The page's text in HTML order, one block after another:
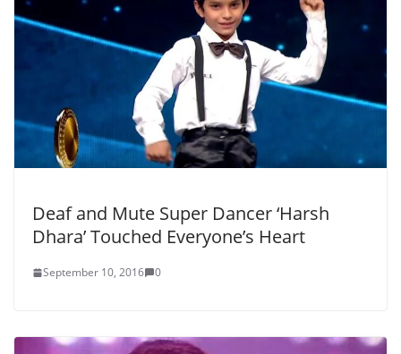
Deaf and Mute Super Dancer ‘Harsh
Dhara’ Touched Everyone’s Heart
September 10, 2016 0